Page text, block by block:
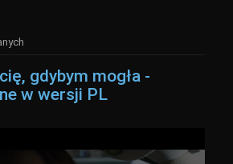
gdybym mogła -
w wersji PL